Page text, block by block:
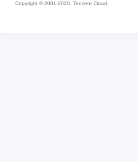
Copyright © 2001-2020, Tencent Cloud.